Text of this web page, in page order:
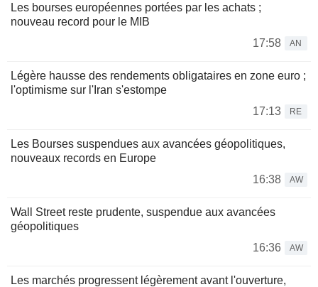
Les bourses européennes portées par les achats ;
nouveau record pour le MIB
17:58
AN
Légère hausse des rendements obligataires en zone euro ;
l'optimisme sur l'Iran s'estompe
17:13
RE
Les Bourses suspendues aux avancées géopolitiques,
nouveaux records en Europe
16:38
AW
Wall Street reste prudente, suspendue aux avancées
géopolitiques
16:36
AW
Les marchés progressent légèrement avant l'ouverture,